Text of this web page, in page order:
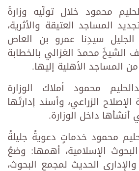
محمود خلال تولّيه وزارةَ
المساجد العتيقة والأثرية،
سيدِنا عمرو بن العاص
الشيخَ محمدَ الغزالي بالخطابة
المساجد الأهلية إليها.
محمود أملاك الوزارة
الزراعي، وأسند إدارتَها
أنشأها داخل الوزارة.
محمود خدماتٍ دعويةً جليلةً
الإسلامية، أهمها: وضعُ
الحديث لمجمع البحوث،